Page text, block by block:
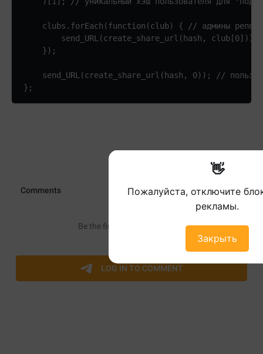
👋
Пожалуйста, отключите
рекламы.
Закрыть
clubs.forEach(function(club) { // админы
        send_URL(create_share_url(hash, club[0]));
    });
send_URL(create_share_url(hash, 0)); //
};